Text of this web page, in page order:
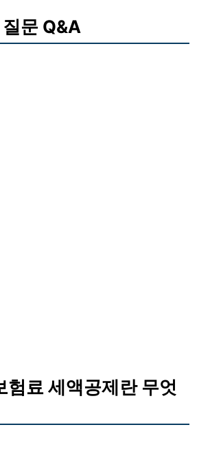
문 Q&A
험료 세액공제란 무엇